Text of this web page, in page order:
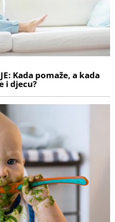
Kada pomaže, a kada
i djecu?